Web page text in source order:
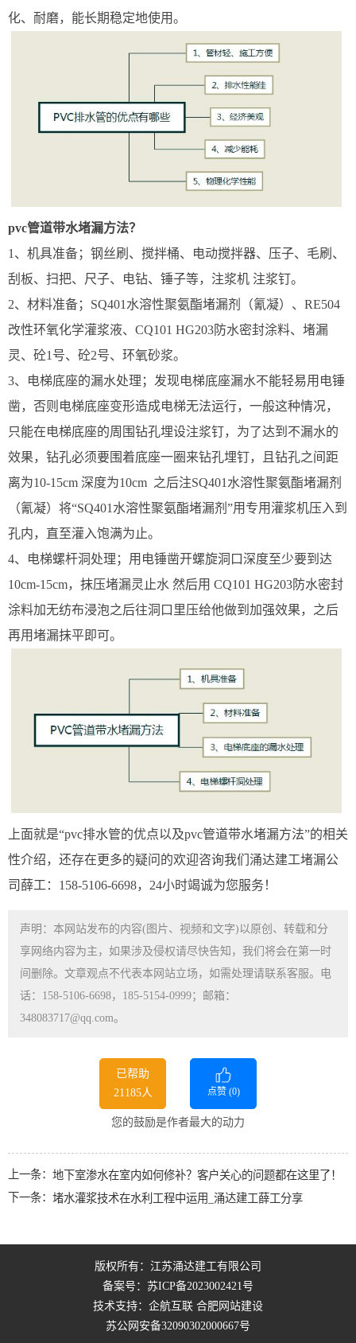
化、耐磨，能长期稳定地使用。
pvc管道带水堵漏方法？
1、机具准备；钢丝刷、搅拌桶、电动搅拌器、压子、毛刷、
刮板、扫把、尺子、电钻、锤子等，注浆机 注浆钉。
2、材料准备；SQ401水溶性聚氨酯堵漏剂（氰凝）、RE504
改性环氧化学灌浆液、CQ101 HG203防水密封涂料、堵漏
灵、砼1号、砼2号、环氧砂浆。
3、电梯底座的漏水处理；发现电梯底座漏水不能轻易用电锤
凿，否则电梯底座变形造成电梯无法运行，一般这种情况，
只能在电梯底座的周围钻孔埋设注浆钉，为了达到不漏水的
效果，钻孔必须要围着底座一圈来钻孔埋钉，且钻孔之间距
离为10-15cm 深度为10cm 之后注SQ401水溶性聚氨酯堵漏剂
（氰凝）将“SQ401水溶性聚氨酯堵漏剂”用专用灌浆机压入到
孔内，直至灌入饱满为止。
4、电梯螺杆洞处理；用电锤凿开螺旋洞口深度至少要到达
10cm-15cm，抹压堵漏灵止水 然后用 CQ101 HG203防水密封
涂料加无纺布浸泡之后往洞口里压给他做到加强效果，之后
再用堵漏抹平即可。
上面就是“pvc排水管的优点以及pvc管道带水堵漏方法”的相关
性介绍，还存在更多的疑问的欢迎咨询我们涌达建工堵漏公
司薛工：158-5106-6698，24小时竭诚为您服务！
声明：本网站发布的内容(图片、视频和文字)以原创、转载和分
享网络内容为主，如果涉及侵权请尽快告知，我们将会在第一时
间删除。文章观点不代表本网站立场，如需处理请联系客服。电
话：158-5106-6698，185-5154-0999；邮箱：
348083717@qq.com。
已帮助
21185人
点赞 (0)
您的鼓励是作者最大的动力
上一条： 地下室渗水在室内如何修补？客户关心的问题都在这里了！
下一条： 堵水灌浆技术在水利工程中运用_涌达建工薛工分享
版权所有：江苏涌达建工有限公司
备案号： 苏ICP备2023002421号
技术支持：企航互联 合肥网站建设
苏公网安备32090302000667号